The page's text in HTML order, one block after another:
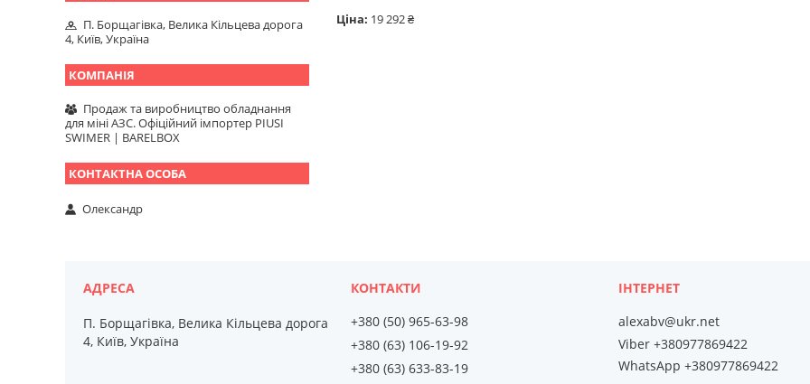
Ціна: 19 292 ₴
П. Борщагівка, Велика Кільцева дорога
4, Київ, Україна
Продаж та виробництво обладнання
для міні АЗС. Офіційний імпортер PIUSI
SWIMER | BARELBOX
Олександр
П. Борщагівка, Велика Кільцева дорога
4, Київ, Україна
+380 (50) 965-63-98
+380 (63) 106-19-92
+380 (63) 633-83-19
alexabv@ukr.net
Viber +380977869422
WhatsApp +380977869422